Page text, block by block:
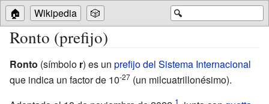
🔍
🏠 Wikipedia 🎲
Ronto (prefijo)
Ronto (símbolo r) es un prefijo del Sistema Internacional
que indica un factor de 10-27 (un milcuatrillonésimo).